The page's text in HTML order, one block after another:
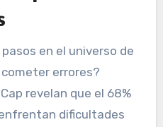
en el universo de
errores?
revelan que el 68%
dificultades